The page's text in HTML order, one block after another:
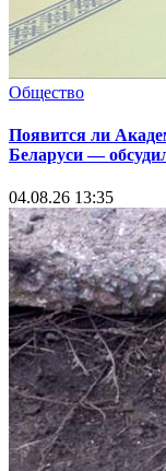
Общество
Появится ли
Беларуси —
04.08.26 13:35